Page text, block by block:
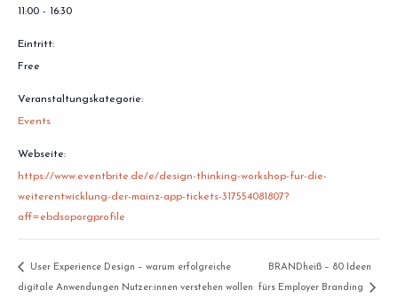
11:00 - 16:30
Eintritt:
Free
Veranstaltungskategorie:
Events
Webseite:
https://www.eventbrite.de/e/design-thinking-workshop-fur-die-
weiterentwicklung-der-mainz-app-tickets-317554081807?
aff=ebdsoporgprofile
User Experience Design – warum erfolgreiche
digitale Anwendungen Nutzer:innen verstehen wollen
BRANDheiß – 80 Ideen
fürs Employer Branding